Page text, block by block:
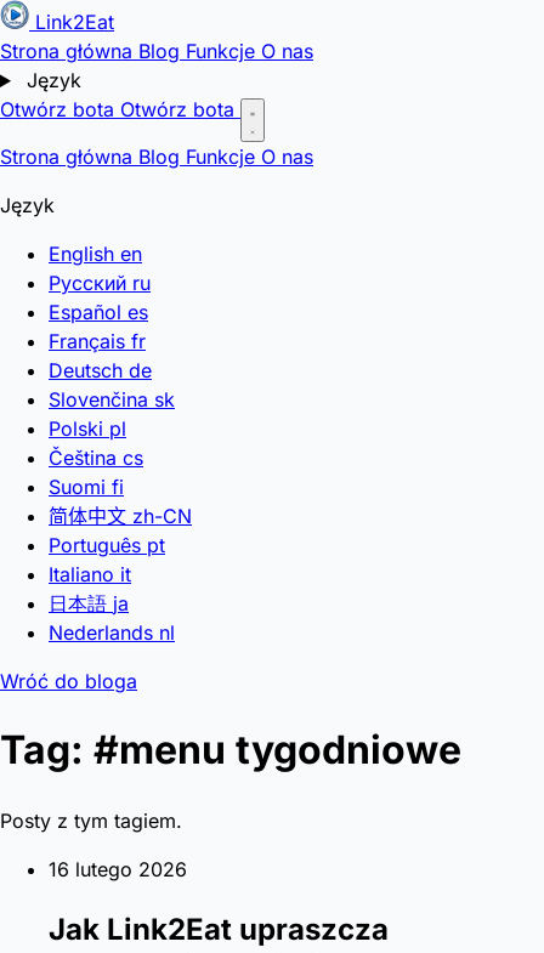
Link2Eat
Strona główna Blog Funkcje O nas
Język
Otwórz bota Otwórz bota
Strona główna Blog Funkcje O nas
Język
English en
Русский ru
Español es
Français fr
Deutsch de
Slovenčina sk
Polski pl
Čeština cs
Suomi fi
简体中文 zh-CN
Português pt
Italiano it
日本語 ja
Nederlands nl
Wróć do bloga
Tag: #menu tygodniowe
Posty z tym tagiem.
16 lutego 2026
Jak Link2Eat upraszcza